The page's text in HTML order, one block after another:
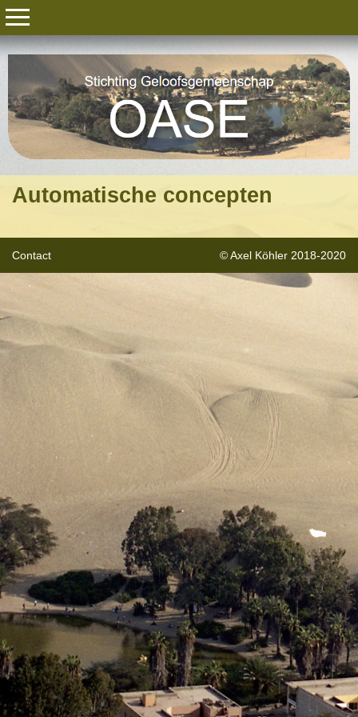
Automatische concepten
Contact © Axel Köhler 2018-2020